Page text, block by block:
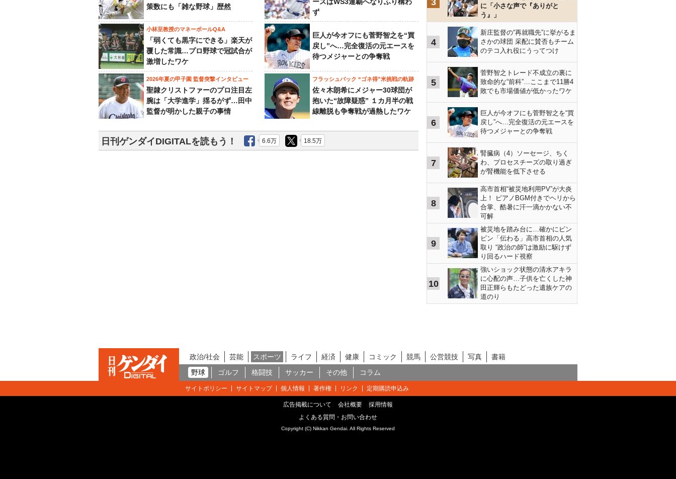
策数にも「雑な野球」歴然
ず
小林至教授のマネーボールQ&A
「弱くても黒字にできる」楽天が
覆した常識…プロ野球で冠試合が
激増したワケ
巨人が今オフにも菅野智之を“買
戻し”へ…完全復活の元エースを
待つメジャーとの争奪戦
2026年夏の甲子園 監督突撃インタビュー
聖隷クリストファーのプロ注目左
腕は「大学進学」揺るがず…田中
監督が明かした親子の事情
フラッシュバック “ゴネ得”米挑戦の軌跡
佐々木朗希にメジャー30球団が
抱いた“故障疑惑” １カ月半の戦
線離脱も争奪戦が過熱したワケ
日刊ゲンダイDIGITALを読もう！ 6.6万 18.5万
3
に「小さな声で『ありがと
う』」
4
新庄監督の“再就職先”に挙がるま
さかの球団 采配に賛否もチーム
のテコ入れ役にうってつけ
5
菅野智之トレード不成立の裏に
致命的な“前科”…ここまで11勝4
敗でも市場価値が低かったワケ
6
巨人が今オフにも菅野智之を“買
戻し”へ…完全復活の元エースを
待つメジャーとの争奪戦
7
腎臓病（4）ソーセージ、ちく
わ、プロセスチーズの取り過ぎ
が腎機能を低下させる
8
高市首相“被災地利用PV”が大炎
上！ ピアノBGM付きでヘリから
合掌、酷暑に汗一滴かかない不
可解
9
被災地を踏み台に…確かにビン
ビン「伝わる」高市首相の人気
取り “政治の師”は激励に駆けず
り回るハード視察
10
強いショック状態の清水アキラ
に心配の声…子供を亡くした神
田正輝らもたどった遺族ケアの
道のり
政治/社会 芸能 スポーツ ライフ 経済 健康 コミック 競馬 公営競技 写真
書籍
野球
ゴルフ 格闘技 サッカー その他 コラム
サイトポリシー サイトマップ 個人情報 著作権 リンク 定期購読申込み
広告掲載について 会社概要
採用情報
よくある質問・お問い合わせ
Copyright (C) Nikkan Gendai. All Rights Reserved